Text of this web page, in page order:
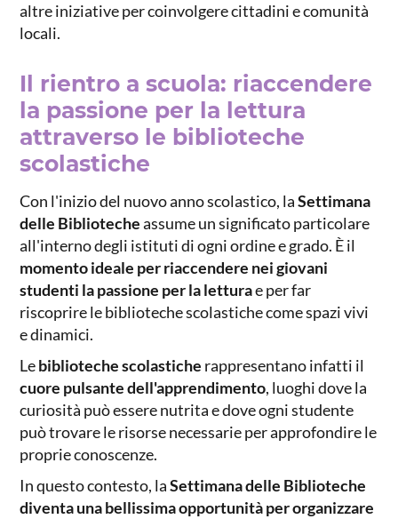
altre iniziative per coinvolgere cittadini e comunità
locali.
Il rientro a scuola: riaccendere
la passione per la lettura
attraverso le biblioteche
scolastiche
Con l'inizio del nuovo anno scolastico, laSettimana
delle Bibliotecheassume un significato particolare
all'interno degli istituti di ogni ordine e grado. È il
momento ideale per riaccendere nei giovani
studenti la passione per la letturae per far
riscoprire le biblioteche scolastiche come spazi vivi
e dinamici.
Lebiblioteche scolastiche rappresentano infatti il
cuore pulsante dell'apprendimento, luoghi dove la
curiosità può essere nutrita e dove ogni studente
può trovare le risorse necessarie per approfondire le
proprie conoscenze.
In questo contesto, laSettimana delle Biblioteche
diventa una bellissima opportunità per organizzare